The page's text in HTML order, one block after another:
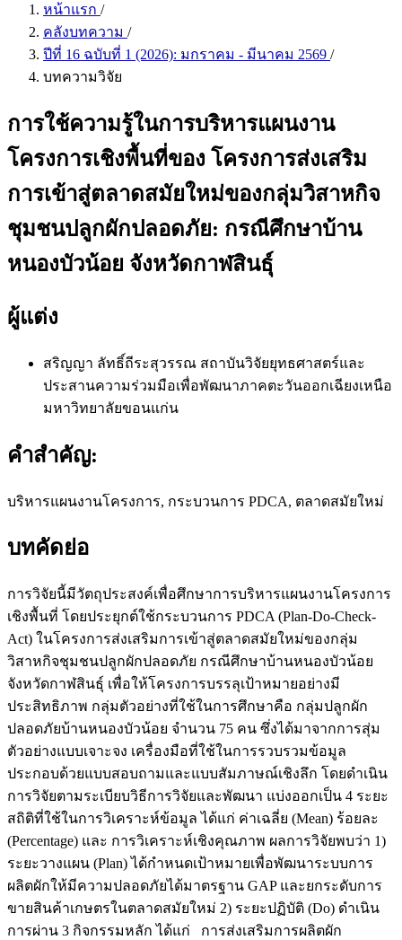
หน้าแรก /
คลังบทความ /
ปีที่ 16 ฉบับที่ 1 (2026): มกราคม - มีนาคม 2569 /
บทความวิจัย
การใช้ความรู้ในการบริหารแผนงาน
โครงการเชิงพื้นที่ของ โครงการส่งเสริม
การเข้าสู่ตลาดสมัยใหม่ของกลุ่มวิสาหกิจ
ชุมชนปลูกผักปลอดภัย: กรณีศึกษาบ้าน
หนองบัวน้อย จังหวัดกาฬสินธุ์
ผู้แต่ง
สริญญา ลัทธิ์ถีระสุวรรณ สถาบันวิจัยยุทธศาสตร์และ
ประสานความร่วมมือเพื่อพัฒนาภาคตะวันออกเฉียงเหนือ
มหาวิทยาลัยขอนแก่น
คำสำคัญ:
บริหารแผนงานโครงการ, กระบวนการ PDCA, ตลาดสมัยใหม่
บทคัดย่อ
การวิจัยนี้มีวัตถุประสงค์เพื่อศึกษาการบริหารแผนงานโครงการ
เชิงพื้นที่ โดยประยุกต์ใช้กระบวนการ PDCA (Plan-Do-Check-
Act) ในโครงการส่งเสริมการเข้าสู่ตลาดสมัยใหม่ของกลุ่ม
วิสาหกิจชุมชนปลูกผักปลอดภัย กรณีศึกษาบ้านหนองบัวน้อย
จังหวัดกาฬสินธุ์ เพื่อให้โครงการบรรลุเป้าหมายอย่างมี
ประสิทธิภาพ กลุ่มตัวอย่างที่ใช้ในการศึกษาคือ กลุ่มปลูกผัก
ปลอดภัยบ้านหนองบัวน้อย จำนวน 75 คน ซึ่งได้มาจากการสุ่ม
ตัวอย่างแบบเจาะจง เครื่องมือที่ใช้ในการรวบรวมข้อมูล
ประกอบด้วยแบบสอบถามและแบบสัมภาษณ์เชิงลึก โดยดำเนิน
การวิจัยตามระเบียบวิธีการวิจัยและพัฒนา แบ่งออกเป็น 4 ระยะ
สถิติที่ใช้ในการวิเคราะห์ข้อมูล ได้แก่ ค่าเฉลี่ย (Mean) ร้อยละ
(Percentage) และ การวิเคราะห์เชิงคุณภาพ ผลการวิจัยพบว่า 1)
ระยะวางแผน (Plan) ได้กำหนดเป้าหมายเพื่อพัฒนาระบบการ
ผลิตผักให้มีความปลอดภัยได้มาตรฐาน GAP และยกระดับการ
ขายสินค้าเกษตรในตลาดสมัยใหม่ 2) ระยะปฏิบัติ (Do) ดำเนิน
การผ่าน 3 กิจกรรมหลัก ได้แก่ การส่งเสริมการผลิตผัก